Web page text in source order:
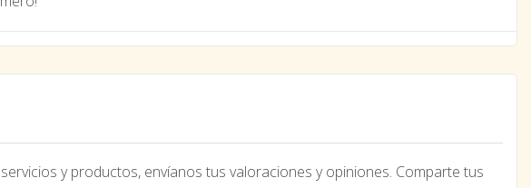
y productos, envíanos tus valoraciones y opiniones. Comparte tus